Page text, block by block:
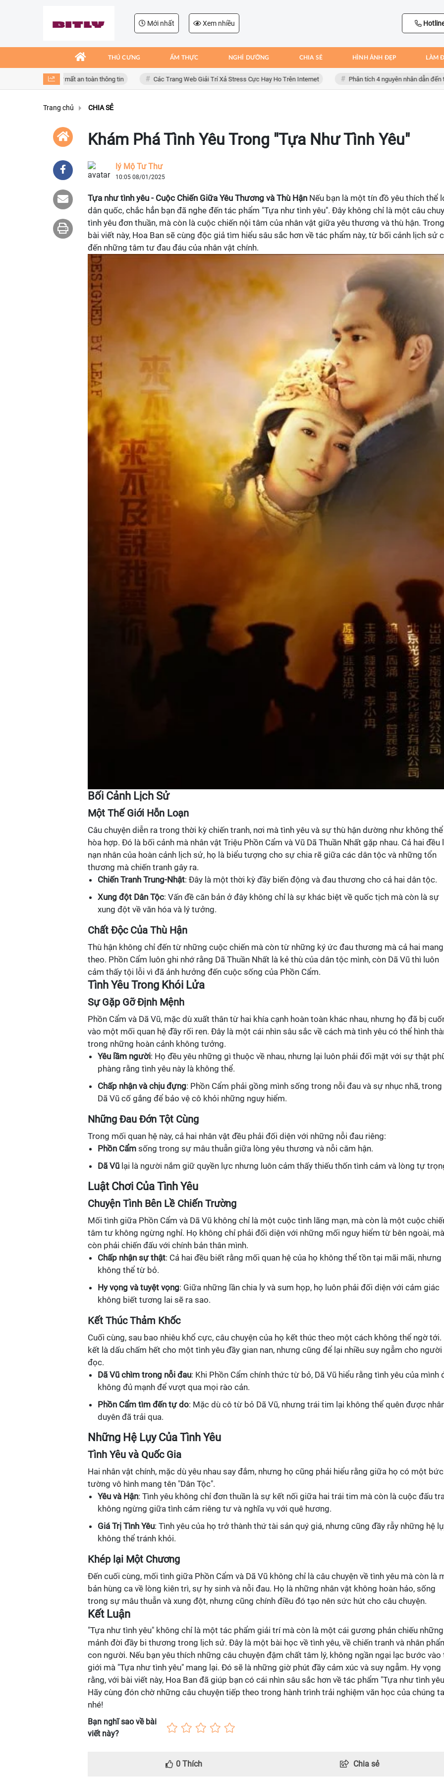
Mới nhất Xem nhiều
THÚ CƯNG ẨM THỰC NGHỈ DƯỠNG CHIA SẺ HÌNH ẢNH ĐẸP LÀM
mạo, nguy cơ mất an toàn thông tin Các Trang Web Giải Trí Xả Stress Cực Hay Ho Trên Internet Phân tích 4 nguyên nhân dẫn đến thất
Trang chủ CHIA SẺ
Khám Phá Tình Yêu Trong "Tựa Như Tình Yêu"
lý Mộ Tư Thư
10:05 08/01/2025
Tựa như tình yêu - Cuộc Chiến Giữa Yêu Thương và Thù Hận Nếu bạn là một tín đồ yêu thích thể
dân quốc, chắc hẳn bạn đã nghe đến tác phẩm "Tựa như tình yêu". Đây không chỉ là một câu
tình yêu đơn thuần, mà còn là cuộc chiến nội tâm của nhân vật giữa yêu thương và thù hận. Trong
bài viết này, Hoa Ban sẽ cùng độc giả tìm hiểu sâu sắc hơn về tác phẩm này, từ bối cảnh lịch sử
đến những tâm tư đau đáu của nhân vật chính.
Bối Cảnh Lịch Sử
Một Thế Giới Hỗn Loạn
Câu chuyện diễn ra trong thời kỳ chiến tranh, nơi mà tình yêu và sự thù hận dường như không thể
hòa hợp. Đó là bối cảnh mà nhân vật Triệu Phồn Cẩm và Vũ Dã Thuần Nhất gặp nhau. Cả hai đều
nạn nhân của hoàn cảnh lịch sử, họ là biểu tượng cho sự chia rẽ giữa các dân tộc và những tổn
thương mà chiến tranh gây ra.
Chiến Tranh Trung-Nhật: Đây là một thời kỳ đầy biến động và đau thương cho cả hai dân tộc.
Xung đột Dân Tộc: Vấn đề căn bản ở đây không chỉ là sự khác biệt về quốc tịch mà còn là sự
xung đột về văn hóa và lý tưởng.
Chất Độc Của Thù Hận
Thù hận không chỉ đến từ những cuộc chiến mà còn từ những ký ức đau thương mà cả hai mang
theo. Phồn Cẩm luôn ghi nhớ rằng Dã Thuần Nhất là kẻ thù của dân tộc mình, còn Dã Vũ thì luôn
cảm thấy tội lỗi vì đã ảnh hưởng đến cuộc sống của Phồn Cẩm.
Tình Yêu Trong Khói Lửa
Sự Gặp Gỡ Định Mệnh
Phồn Cẩm và Dã Vũ, mặc dù xuất thân từ hai khía cạnh hoàn toàn khác nhau, nhưng họ đã bị
vào một mối quan hệ đầy rối ren. Đây là một cái nhìn sâu sắc về cách mà tình yêu có thể hình
trong những hoàn cảnh không tưởng.
Yêu lầm người: Họ đều yêu những gì thuộc về nhau, nhưng lại luôn phải đối mặt với sự thật
phàng rằng tình yêu này là không thể.
Chấp nhận và chịu đựng: Phồn Cẩm phải gồng mình sống trong nỗi đau và sự nhục nhã, trong
Dã Vũ cố gắng để bảo vệ cô khỏi những nguy hiểm.
Những Đau Đớn Tột Cùng
Trong mối quan hệ này, cả hai nhân vật đều phải đối diện với những nỗi đau riêng:
Phồn Cẩm sống trong sự mâu thuẫn giữa lòng yêu thương và nỗi căm hận.
Dã Vũ lại là người nắm giữ quyền lực nhưng luôn cảm thấy thiếu thốn tình cảm và lòng tự
Luật Chơi Của Tình Yêu
Chuyện Tình Bên Lề Chiến Trường
Mối tình giữa Phồn Cẩm và Dã Vũ không chỉ là một cuộc tình lãng mạn, mà còn là một cuộc
tâm tư không ngừng nghỉ. Họ không chỉ phải đối diện với những mối nguy hiểm từ bên ngoài, mà
còn phải chiến đấu với chính bản thân mình.
Chấp nhận sự thật: Cả hai đều biết rằng mối quan hệ của họ không thể tồn tại mãi mãi, nhưng
không thể từ bỏ.
Hy vọng và tuyệt vọng: Giữa những lần chia ly và sum họp, họ luôn phải đối diện với cảm giác
không biết tương lai sẽ ra sao.
Kết Thúc Thảm Khốc
Cuối cùng, sau bao nhiêu khổ cực, câu chuyện của họ kết thúc theo một cách không thể ngờ tới.
kết là dấu chấm hết cho một tình yêu đầy gian nan, nhưng cũng để lại nhiều suy ngẫm cho người
đọc.
Dã Vũ chìm trong nỗi đau: Khi Phồn Cẩm chính thức từ bỏ, Dã Vũ hiểu rằng tình yêu của mình
không đủ mạnh để vượt qua mọi rào cản.
Phồn Cẩm tìm đến tự do: Mặc dù cô từ bỏ Dã Vũ, nhưng trái tim lại không thể quên được
duyên đã trải qua.
Những Hệ Lụy Của Tình Yêu
Tình Yêu và Quốc Gia
Hai nhân vật chính, mặc dù yêu nhau say đắm, nhưng họ cũng phải hiểu rằng giữa họ có một bức
tường vô hình mang tên "Dân Tộc".
Yêu và Hận: Tình yêu không chỉ đơn thuần là sự kết nối giữa hai trái tim mà còn là cuộc đấu
không ngừng giữa tình cảm riêng tư và nghĩa vụ với quê hương.
Giá Trị Tình Yêu: Tình yêu của họ trở thành thứ tài sản quý giá, nhưng cũng đầy rẫy những hệ
không thể tránh khỏi.
Khép lại Một Chương
Đến cuối cùng, mối tình giữa Phồn Cẩm và Dã Vũ không chỉ là câu chuyện về tình yêu mà còn là
bản hùng ca về lòng kiên trì, sự hy sinh và nỗi đau. Họ là những nhân vật không hoàn hảo, sống
trong sự mâu thuẫn và xung đột, nhưng cũng chính điều đó tạo nên sức hút cho câu chuyện.
Kết Luận
"Tựa như tình yêu" không chỉ là một tác phẩm giải trí mà còn là một cái gương phản chiếu những
mảnh đời đầy bi thương trong lịch sử. Đây là một bài học về tình yêu, về chiến tranh và nhân
con người. Nếu bạn yêu thích những câu chuyện đậm chất tâm lý, không ngần ngại lạc bước vào
giới mà "Tựa như tình yêu" mang lại. Đó sẽ là những giờ phút đầy cảm xúc và suy ngẫm. Hy vọng
rằng, với bài viết này, Hoa Ban đã giúp bạn có cái nhìn sâu sắc hơn về tác phẩm "Tựa như tình
Hãy cùng đón chờ những câu chuyện tiếp theo trong hành trình trải nghiệm văn học của chúng ta
nhé!
Bạn nghĩ sao về bài
viết này?
0Thích Chia sẻ